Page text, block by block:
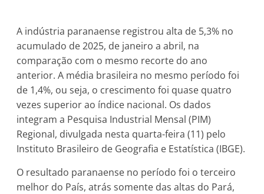
A indústria paranaense registrou alta de 5,3% no
acumulado de 2025, de janeiro a abril, na
comparação com o mesmo recorte do ano
anterior. A média brasileira no mesmo período foi
de 1,4%, ou seja, o crescimento foi quase quatro
vezes superior ao índice nacional. Os dados
integram a Pesquisa Industrial Mensal (PIM)
Regional, divulgada nesta quarta-feira (11) pelo
Instituto Brasileiro de Geografia e Estatística (IBGE).
O resultado paranaense no período foi o terceiro
melhor do País, atrás somente das altas do Pará,